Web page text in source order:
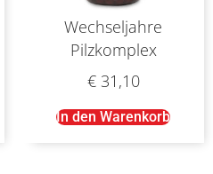
Wechseljahre
Pilzkomplex
€31,10
In den Warenkorb